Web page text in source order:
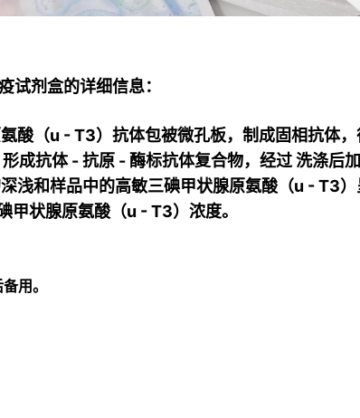
试剂盒的详细信息：
酸（u - T3）抗体包被微孔板，制成固相抗体
成抗体 - 抗原 - 酶标抗体复合物，经过 洗涤后
浅和样品中的高敏三碘甲状腺原氨酸（u - T3
甲状腺原氨酸（u - T3）浓度。
用。